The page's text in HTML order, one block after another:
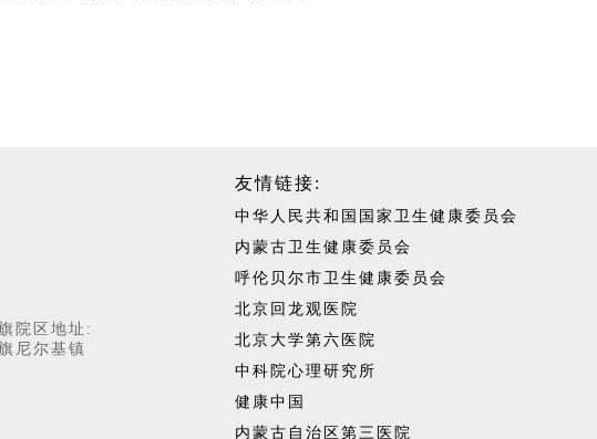
院区地址:
尼尔基镇
友情链接:
中华人民共和国国家卫生健康委员会
内蒙古卫生健康委员会
呼伦贝尔市卫生健康委员会
北京回龙观医院
北京大学第六医院
中科院心理研究所
健康中国
内蒙古自治区第三医院